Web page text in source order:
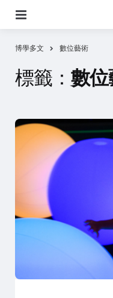
博學多文 數位藝術
標籤： 數位